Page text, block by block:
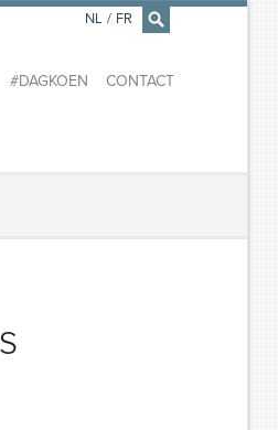
×
#DAGKOEN CONTACT
NL / FR